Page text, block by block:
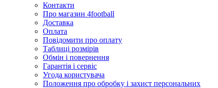
Контакти
Про магазин 4football
Доставка
Оплата
Повідомити про оплату
Таблиці розмірів
Обмін і повернення
Гарантія і сервіс
Угода користувача
Положення про обробку і захист персональних